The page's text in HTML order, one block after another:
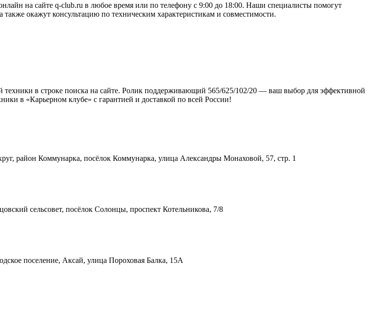
на сайте q-club.ru в любое время или по телефону с 9:00 до 18:00. Наши специалисты помогут
окажут консультацию по техническим характеристикам и совместимости.
техники в строке поиска на сайте. Ролик поддерживающий 565/625/102/20 — ваш выбор для эффективной
в «Карьерном клубе» с гарантией и доставкой по всей России!
район Коммунарка, посёлок Коммунарка, улица Александры Монаховой, 57, стр. 1
сельсовет, посёлок Солонцы, проспект Котельникова, 7/8
поселение, Аксай, улица Пороховая Балка, 15А